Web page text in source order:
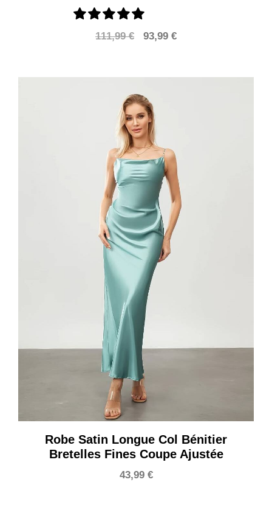
111,99€
Le
était :
111,99 €.
93,99 €Le
est :
Robe Satin Longue Col Bénitier
Bretelles Fines Coupe Ajustée
43,99 €